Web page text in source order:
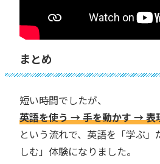
まとめ
短い時間でしたが、
英語を使う → 手を動かす → 表
という流れで、英語を「学ぶ
しむ」体験になりました。